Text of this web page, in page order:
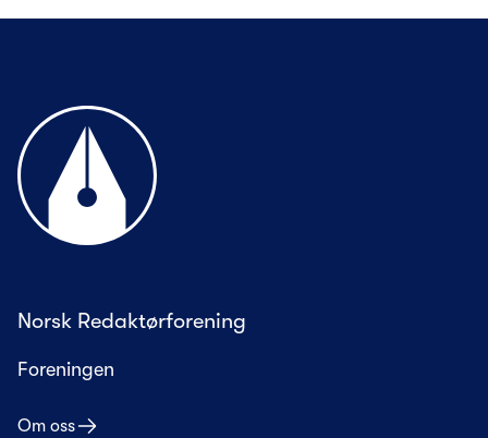
Til forsiden
Norsk Redaktørforening
Foreningen
Om oss